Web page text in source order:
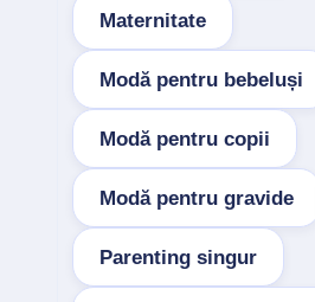
Maternitate
Modă pentru bebeluși
Modă pentru copii
Modă pentru gravide
Parenting singur